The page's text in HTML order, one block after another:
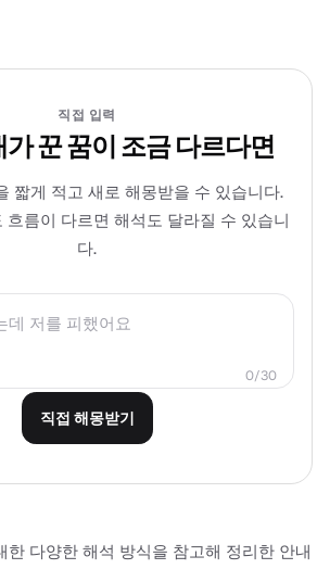
직접 입력
가 꾼 꿈이 조금 다르다면
짧게 적고 새로 해몽받을 수 있습니다.
흐름이 다르면 해석도 달라질 수 있습니
다.
0/30
직접 해몽받기
한 다양한 해석 방식을 참고해 정리한 안내